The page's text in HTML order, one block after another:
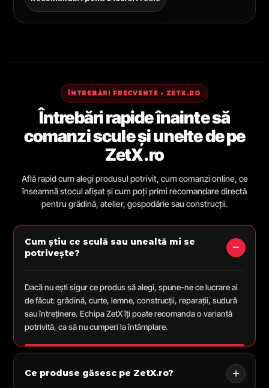
ÎNTREBĂRI FRECVENTE • ZETX.RO
Întrebări rapide înainte să
comanzi scule și unelte de pe
ZetX.ro
Află rapid cum alegi produsul potrivit, cum comanzi online, ce
înseamnă stocul afișat și cum poți primi recomandare directă
pentru grădină, atelier, gospodărie sau construcții.
Cum știu ce sculă sau unealtă mi se
potrivește?
Dacă nu ești sigur ce produs să alegi, spune-ne ce lucrare ai
de făcut: grădină, curte, lemne, construcții, reparații, sudură
sau întreținere. Echipa ZetX îți poate recomanda o variantă
potrivită, ca să nu cumperi la întâmplare.
Ce produse găsesc pe ZetX.ro?